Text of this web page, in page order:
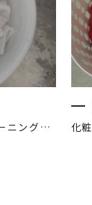
クリニック様のフェイスタオルのクリーニング 洗濯代行